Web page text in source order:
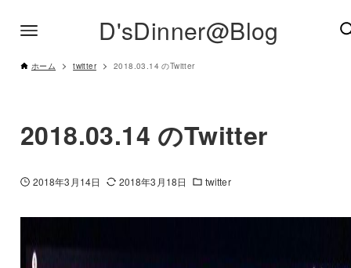
D'sDinner@Blog
ホーム twitter 2018.03.14 のTwitter
2018.03.14 のTwitter
2018年3月14日 2018年3月18日 twitter